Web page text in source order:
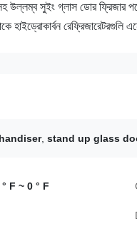
উল্লম্ব সুইং গ্লাস ডোর ফ্রিজার
রেফ্রিজারেটরগুলি
, stand up glass
F ~ 0 ° F